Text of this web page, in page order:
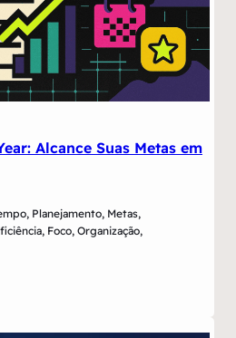
Alcance Suas Metas em
Planejamento, Metas,
Foco, Organização,